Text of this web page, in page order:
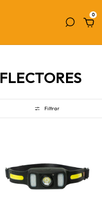
0
Filtrar